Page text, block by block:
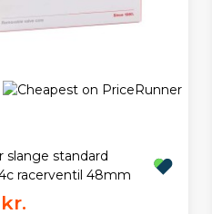
slange standard
racerventil 48mm